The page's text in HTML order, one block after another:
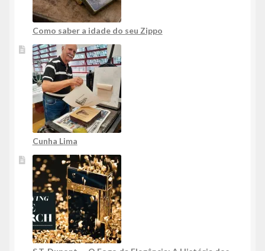
Como saber a idade do seu Zippo
Cunha Lima